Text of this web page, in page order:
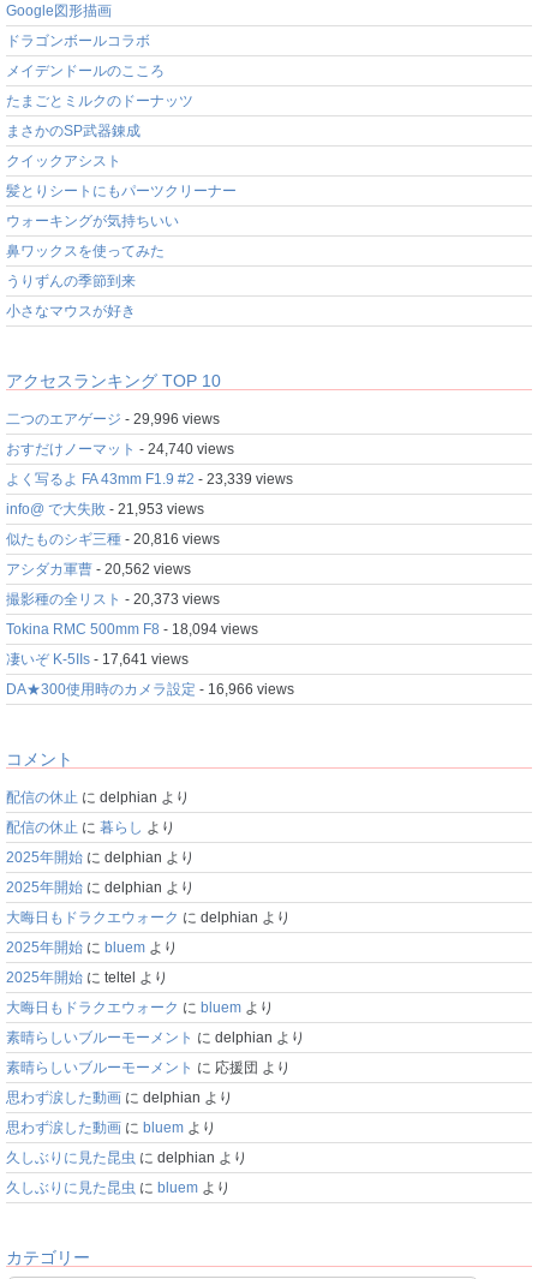
Google図形描画
ドラゴンボールコラボ
メイデンドールのこころ
たまごとミルクのドーナッツ
まさかのSP武器錬成
クイックアシスト
髪とりシートにもパーツクリーナー
ウォーキングが気持ちいい
鼻ワックスを使ってみた
うりずんの季節到来
小さなマウスが好き
アクセスランキング TOP 10
二つのエアゲージ - 29,996 views
おすだけノーマット - 24,740 views
よく写るよ FA 43mm F1.9 #2 - 23,339 views
info@ で大失敗 - 21,953 views
似たものシギ三種 - 20,816 views
アシダカ軍曹 - 20,562 views
撮影種の全リスト - 20,373 views
Tokina RMC 500mm F8 - 18,094 views
凄いぞ K-5IIs - 17,641 views
DA★300使用時のカメラ設定 - 16,966 views
コメント
配信の休止 に delphian より
配信の休止 に 暮らし より
2025年開始 に delphian より
2025年開始 に delphian より
大晦日もドラクエウォーク に delphian より
2025年開始 に bluem より
2025年開始 に teltel より
大晦日もドラクエウォーク に bluem より
素晴らしいブルーモーメント に delphian より
素晴らしいブルーモーメント に 応援団 より
思わず涙した動画 に delphian より
思わず涙した動画 に bluem より
久しぶりに見た昆虫 に delphian より
久しぶりに見た昆虫 に bluem より
カテゴリー